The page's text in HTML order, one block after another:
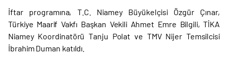
İftar programına, T.C. Niamey Büyükelçisi Özgür Çınar,
Türkiye Maarif Vakfı Başkan Vekili Ahmet Emre Bilgili, TİKA
Niamey Koordinatörü Tanju Polat ve TMV Nijer Temsilcisi
İbrahim Duman katıldı.